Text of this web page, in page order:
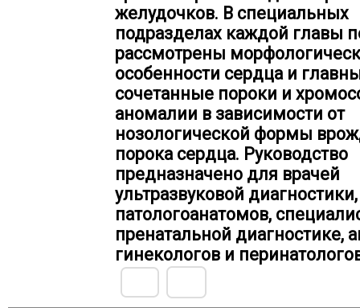
желудочков. В специальных
подразделах каждой главы
рассмотрены
особенности сердца и
сочетанные пороки и
аномалии в зависимости от
нозологической формы
порока сердца. Руководство
предназначено для врачей
ультразвуковой диагностики,
патологоанатомов,
пренатальной диагностике,
гинекологов и